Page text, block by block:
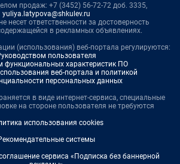
продаж: +7 (3452) 56-72-72 доб. 3335,
yuliya.latypova@shkulev.ru
несет ответственности за достоверность
в рекламных объявлениях.
(использования) веб-портала регулируются:
пользователя
функциональных характеристик ПО
веб-портала и политикой
персональных данных
в виде интернет-сервиса, специальные
на стороне пользователя не требуются
использования cookies
системы
сервиса «Подписка без баннерной